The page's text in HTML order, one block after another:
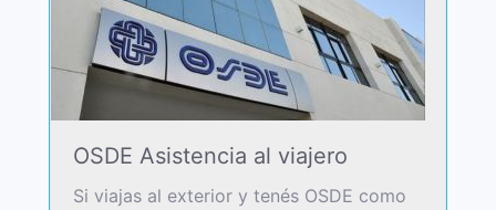
OSDE Asistencia al viajero
Si viajas al exterior y tenés OSDE como